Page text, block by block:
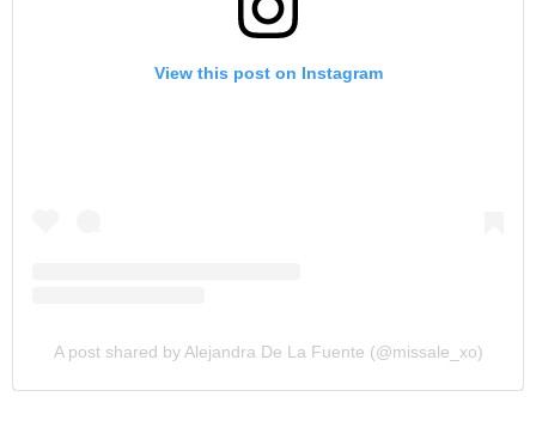
View this post on Instagram
A post shared by Alejandra De La Fuente (@missale_xo)